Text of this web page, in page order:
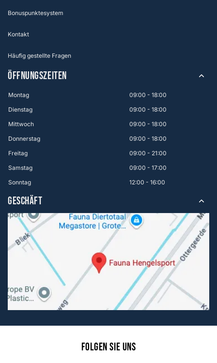
Bonuspunktesystem
Kontakt
Häufig gestellte Fragen
ÖFFNUNGSZEITEN
Montag
09:00 - 18:00
Dienstag
09:00 - 18:00
Mittwoch
09:00 - 18:00
Donnerstag
09:00 - 18:00
Freitag
09:00 - 21:00
Samstag
09:00 - 17:00
Sonntag
12:00 - 16:00
GESCHÄFT
Folgen Sie uns